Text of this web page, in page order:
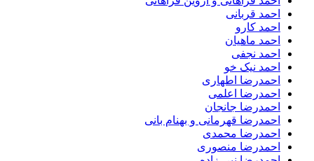
احمد قربانی
احمد کارو
احمد ماهیان
احمد نجفی
احمد نیک خو
احمدرضا اطهاری
احمدرضا اعلمی
احمدرضا جانجان
احمدرضا قهرمانی و بهنام بانی
احمدرضا محمدی
احمدرضا منصوری